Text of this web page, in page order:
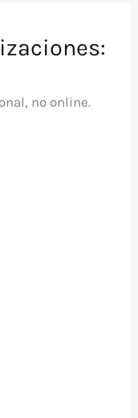
no online.